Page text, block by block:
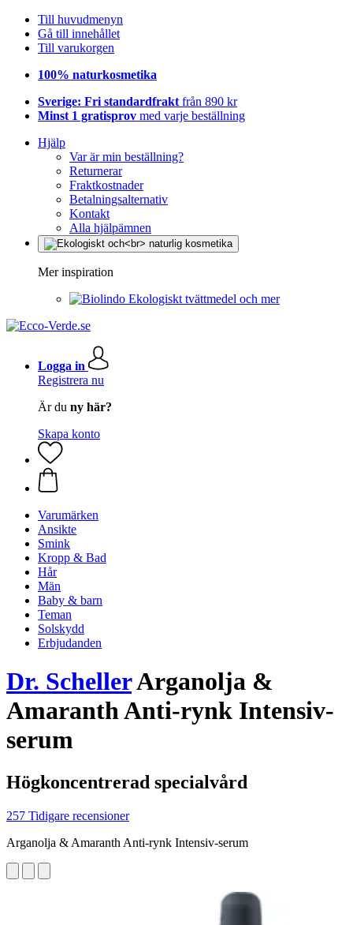
Till huvudmenyn
Gå till innehållet
Till varukorgen
100% naturkosmetika
Sverige: Fri standardfrakt från 890 kr
Minst 1 gratisprov med varje beställning
Hjälp
Var är min beställning?
Returnerar
Fraktkostnader
Betalningsalternativ
Kontakt
Alla hjälpämnen
Mer inspiration
Ekologiskt tvättmedel och mer
Logga in
Registrera nu
Är du ny här?
Skapa konto
Varumärken
Ansikte
Smink
Kropp & Bad
Hår
Män
Baby & barn
Teman
Solskydd
Erbjudanden
Dr. SchellerArganolja &
Amaranth Anti-rynk Intensiv-
serum
Högkoncentrerad specialvård
257 Tidigare recensioner
Arganolja & Amaranth Anti-rynk Intensiv-serum